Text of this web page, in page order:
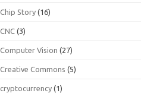
Chip Story (16)
CNC (3)
Computer Vision (27)
Creative Commons (5)
cryptocurrency (1)